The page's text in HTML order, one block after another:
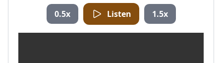
0.5x Listen 1.5x